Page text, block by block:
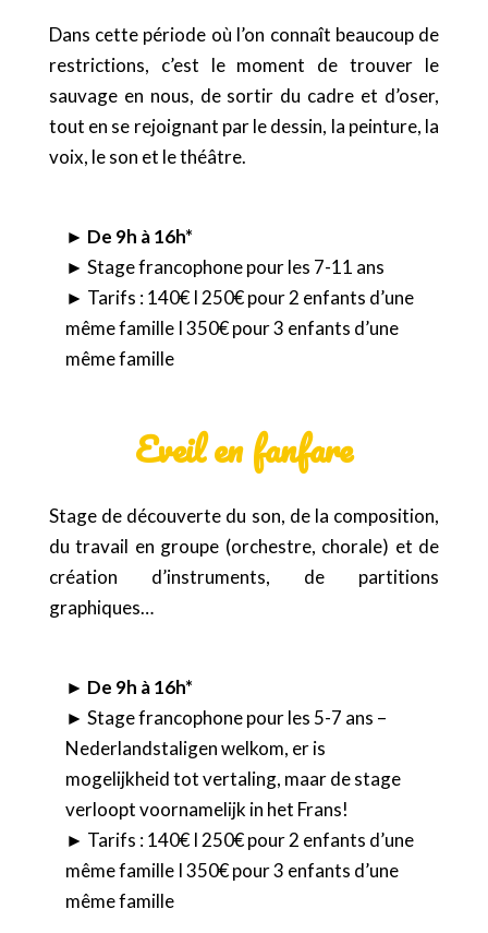
Dans cette période où l’on connaît beaucoup de
restrictions, c’est le moment de trouver le
sauvage en nous, de sortir du cadre et d’oser,
tout en se rejoignant par le dessin, la peinture, la
voix, le son et le théâtre.
► De 9h à 16h*
► Stage francophone pour les 7-11 ans
► Tarifs : 140€ I 250€ pour 2 enfants d’une
même famille I 350€ pour 3 enfants d’une
même famille
Eveil en fanfare
Stage de découverte du son, de la composition,
du travail en groupe (orchestre, chorale) et de
création d’instruments, de partitions
graphiques…
► De 9h à 16h*
► Stage francophone pour les 5-7 ans –
Nederlandstaligen welkom, er is
mogelijkheid tot vertaling, maar de stage
verloopt voornamelijk in het Frans!
► Tarifs : 140€ I 250€ pour 2 enfants d’une
même famille I 350€ pour 3 enfants d’une
même famille